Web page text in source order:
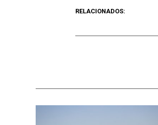
RELACIONADOS: